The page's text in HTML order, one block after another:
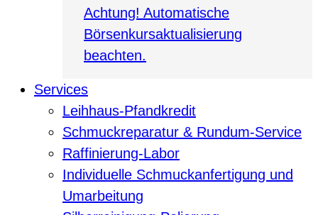
Achtung! Automatische
Börsenkursaktualisierung
beachten.
Services
Leihhaus-Pfandkredit
Schmuckreparatur & Rundum-Service
Raffinierung-Labor
Individuelle Schmuckanfertigung und
Umarbeitung